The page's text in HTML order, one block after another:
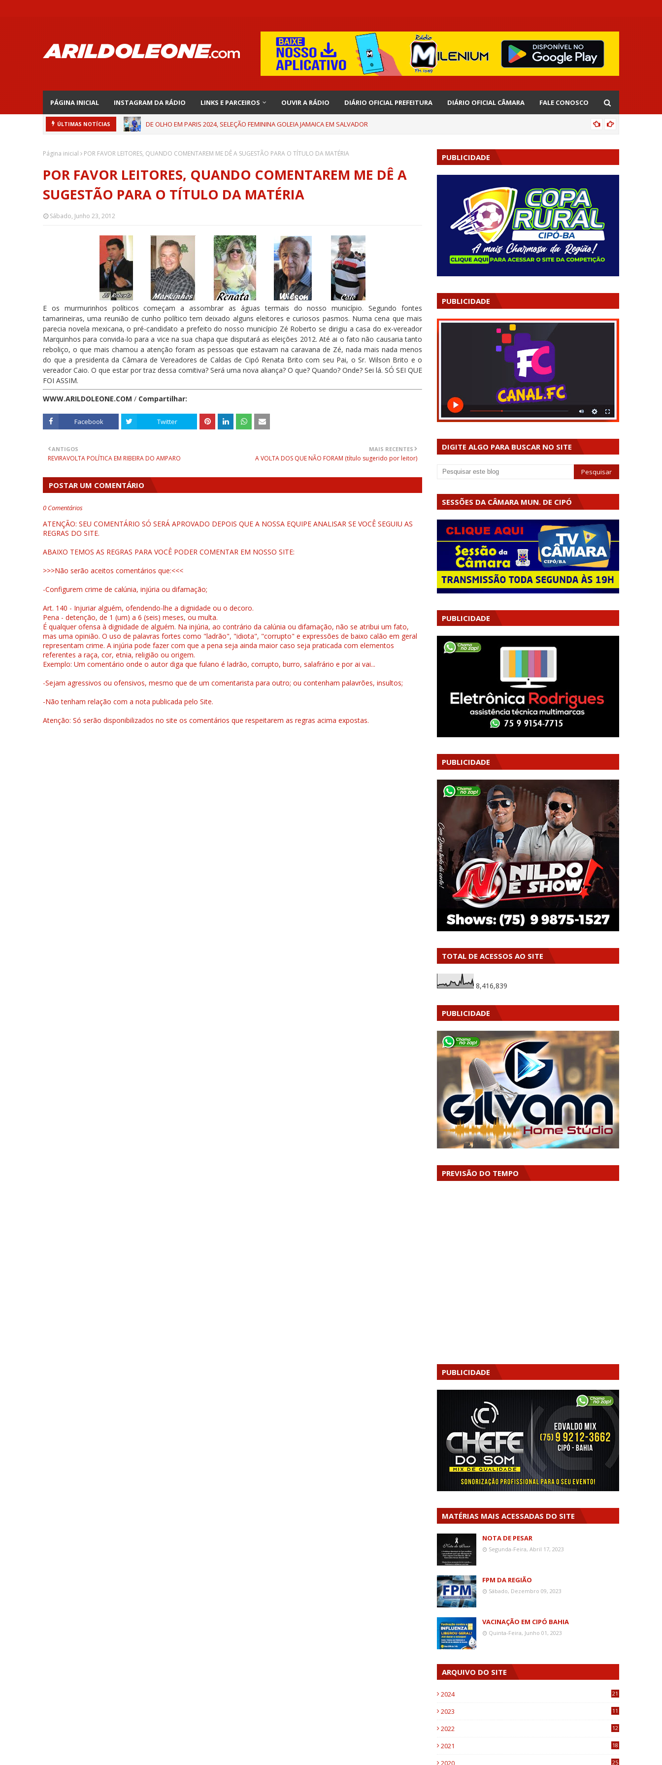
PÁGINA INICIAL INSTAGRAM DA RÁDIO LINKS E PARCEIROS OUVIR A RÁDIO DIÁRIO OFICIAL PREFEITURA DIÁRIO OFICIAL CÂMARA FALE CONOSCO
ÚLTIMAS NOTÍCIAS DE OLHO EM PARIS 2024, SELEÇÃO FEMININA GOLEIA JAMAICA EM SALVADOR
Página inicial POR FAVOR LEITORES, QUANDO COMENTAREM ME DÊ A SUGESTÃO PARA O TÍTULO DA MATÉRIA
POR FAVOR LEITORES, QUANDO COMENTAREM ME DÊ A
SUGESTÃO PARA O TÍTULO DA MATÉRIA
Sábado, Junho 23, 2012
E os murmurinhos políticos começam a assombrar as águas termais do nosso município. Segundo fontes
tamarineiras, uma reunião de cunho político tem deixado alguns eleitores e curiosos pasmos. Numa cena que mais
parecia novela mexicana, o pré-candidato a prefeito do nosso município Zé Roberto se dirigiu a casa do ex-vereador
Marquinhos para convida-lo para a vice na sua chapa que disputará as eleições 2012. Até ai o fato não causaria tanto
reboliço, o que mais chamou a atenção foram as pessoas que estavam na caravana de Zé, nada mais nada menos
do que a presidenta da Câmara de Vereadores de Caldas de Cipó Renata Brito com seu Pai, o Sr. Wilson Brito e o
vereador Caio. O que estar por traz dessa comitiva? Será uma nova aliança? O que? Quando? Onde? Sei lá. SÓ SEI QUE
FOI ASSIM.
WWW.ARILDOLEONE.COM / Compartilhar:
Facebook Twitter
MAIS RECENTES
A VOLTA DOS QUE NÃO FORAM (título sugerido por leitor)
ANTIGOS
REVIRAVOLTA POLÍTICA EM RIBEIRA DO AMPARO
POSTAR UM COMENTÁRIO
0 Comentários
ATENÇÃO: SEU COMENTÁRIO SÓ SERÁ APROVADO DEPOIS QUE A NOSSA EQUIPE ANALISAR SE VOCÊ SEGUIU AS
REGRAS DO SITE.
ABAIXO TEMOS AS REGRAS PARA VOCÊ PODER COMENTAR EM NOSSO SITE:
>>>Não serão aceitos comentários que:<<<
-Configurem crime de calúnia, injúria ou difamação;
Art. 140 - Injuriar alguém, ofendendo-lhe a dignidade ou o decoro.
Pena - detenção, de 1 (um) a 6 (seis) meses, ou multa.
É qualquer ofensa à dignidade de alguém. Na injúria, ao contrário da calúnia ou difamação, não se atribui um fato,
mas uma opinião. O uso de palavras fortes como "ladrão", "idiota", "corrupto" e expressões de baixo calão em geral
representam crime. A injúria pode fazer com que a pena seja ainda maior caso seja praticada com elementos
referentes a raça, cor, etnia, religião ou origem.
Exemplo: Um comentário onde o autor diga que fulano é ladrão, corrupto, burro, salafrário e por ai vai...
-Sejam agressivos ou ofensivos, mesmo que de um comentarista para outro; ou contenham palavrões, insultos;
-Não tenham relação com a nota publicada pelo Site.
Atenção: Só serão disponibilizados no site os comentários que respeitarem as regras acima expostas.
PUBLICIDADE
PUBLICIDADE
DIGITE ALGO PARA BUSCAR NO SITE
SESSÕES DA CÂMARA MUN. DE CIPÓ
PUBLICIDADE
PUBLICIDADE
TOTAL DE ACESSOS AO SITE
8,416,839
PUBLICIDADE
PREVISÃO DO TEMPO
PUBLICIDADE
MATÉRIAS MAIS ACESSADAS DO SITE
NOTA DE PESAR
Segunda-Feira, Abril 17, 2023
FPM DA REGIÃO
Sábado, Dezembro 09, 2023
VACINAÇÃO EM CIPÓ BAHIA
Quinta-Feira, Junho 01, 2023
ARQUIVO DO SITE
2024 21
2023
11
2022
12
2021
18
2020 25